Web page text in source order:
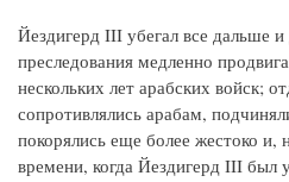
Йездигерд III убегал все дальше
преследования медленно
нескольких лет арабских войск;
сопротивлялись арабам,
покорялись еще более жестоко и,
времени, когда Йездигерд III был